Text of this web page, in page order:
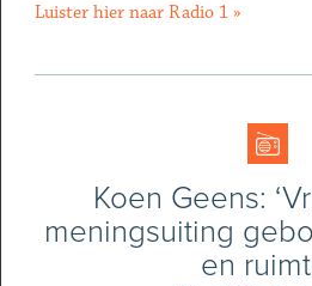
Luister hier naar Radio 1 »
Koen Geens:
meningsuiting
en